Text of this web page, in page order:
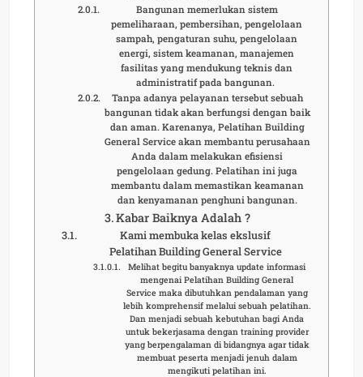
Bangunan memerlukan sistem
pemeliharaan, pembersihan, pengelolaan
sampah, pengaturan suhu, pengelolaan
energi, sistem keamanan, manajemen
fasilitas yang mendukung teknis dan
administratif pada bangunan.
Tanpa adanya pelayanan tersebut sebuah
bangunan tidak akan berfungsi dengan baik
dan aman. Karenanya, Pelatihan Building
General Service akan membantu perusahaan
Anda dalam melakukan efisiensi
pengelolaan gedung. Pelatihan ini juga
membantu dalam memastikan keamanan
dan kenyamanan penghuni bangunan.
Kabar Baiknya Adalah ?
Kami membuka kelas ekslusif
Pelatihan Building General Service
Melihat begitu banyaknya update informasi
mengenai Pelatihan Building General
Service maka dibutuhkan pendalaman yang
lebih komprehensif melalui sebuah pelatihan.
Dan menjadi sebuah kebutuhan bagi Anda
untuk bekerjasama dengan training provider
yang berpengalaman di bidangnya agar tidak
membuat peserta menjadi jenuh dalam
mengikuti pelatihan ini.